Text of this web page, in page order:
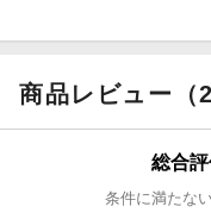
商品レビュー（2
総合評
条件に満たな